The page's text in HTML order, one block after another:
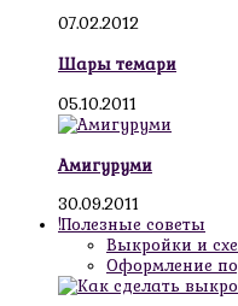
07.02.2012
Шары темари
05.10.2011
Амигуруми
30.09.2011
!Полезные советы
Выкройки и
Оформление